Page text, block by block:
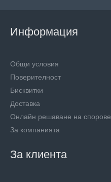
Информация
Общи условия
Поверителност
Бисквитки
Доставка
Онлайн решаване на спорове
За компанията
За клиента